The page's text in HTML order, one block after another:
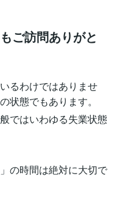
ご訪問ありがと
るわけではありませ
状態でもあります。
ではいわゆる失業状態
の時間は絶対に大切で